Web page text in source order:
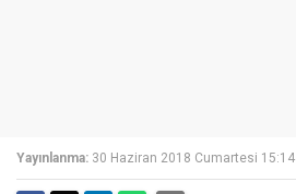
Yayınlanma: 30 Haziran 2018 Cumartesi 15:14